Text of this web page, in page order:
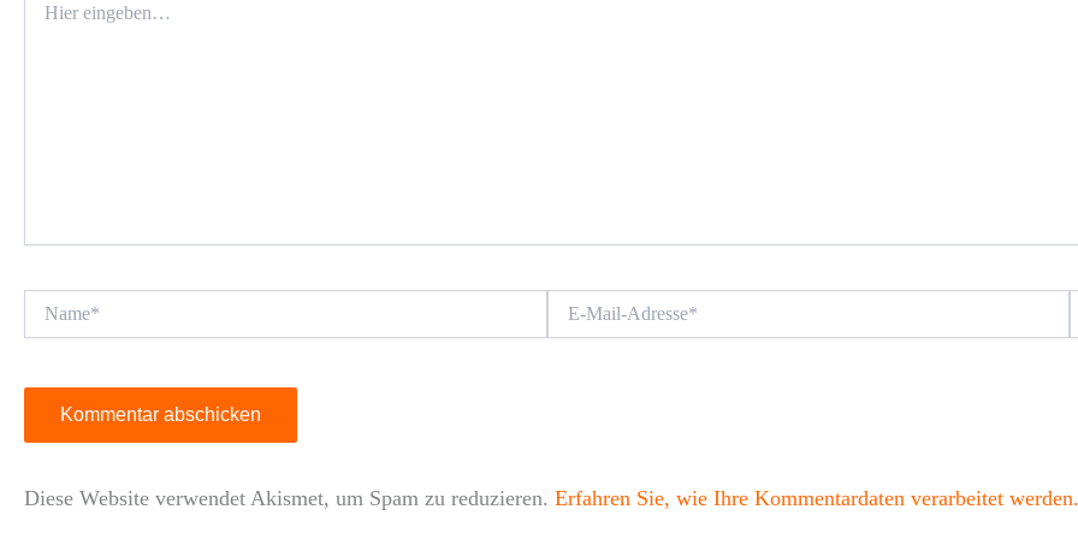
eingeben…
Mail-
Diese Website verwendet Akismet, um Spam zu reduzieren. Erfahren Sie, wie Ihre Kommentardaten verarbeitet werden.